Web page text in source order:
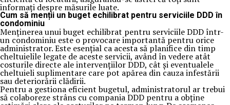
informați despre măsurile luate.
Cum să menții un buget echilibrat pentru serviciile DDD în
condominiu
Menținerea unui buget echilibrat pentru serviciile DDD într-
un condominiu este o provocare importantă pentru orice
administrator. Este esențial ca acesta să planifice din timp
cheltuielile legate de aceste servicii, având în vedere atât
costurile directe ale intervențiilor DDD, cât și eventualele
cheltuieli suplimentare care pot apărea din cauza infestării
sau deteriorării clădirii.
Pentru a gestiona eficient bugetul, administratorul ar trebui
să colaboreze strâns cu compania DDD pentru a obține